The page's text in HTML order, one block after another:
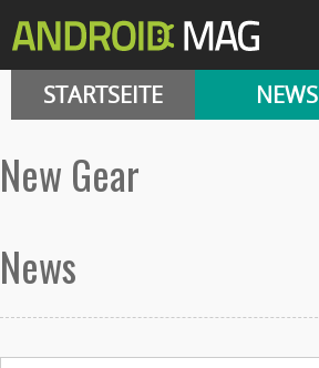
STARTSEITE NEWS
New Gear
News